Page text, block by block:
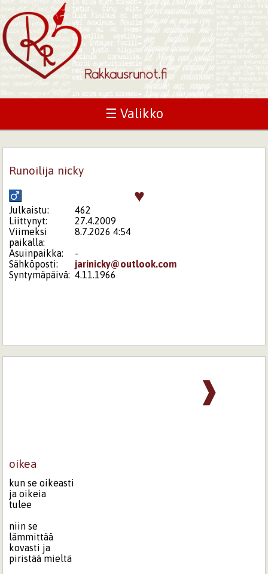
☰ Valikko
Runoilija nicky
♥
Julkaistu:
462
Liittynyt:
27.4.2009
Viimeksi
paikalla:
8.7.2026 4:54
Asuinpaikka:
-
Sähköposti:
jarinicky@outlook.com
Syntymäpäivä: 4.11.1966
❱
oikea
kun se oikeasti
ja oikeia
tulee
niin se
lämmittää
kovasti ja
piristää mieltä